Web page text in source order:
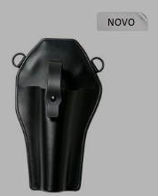
NOVO